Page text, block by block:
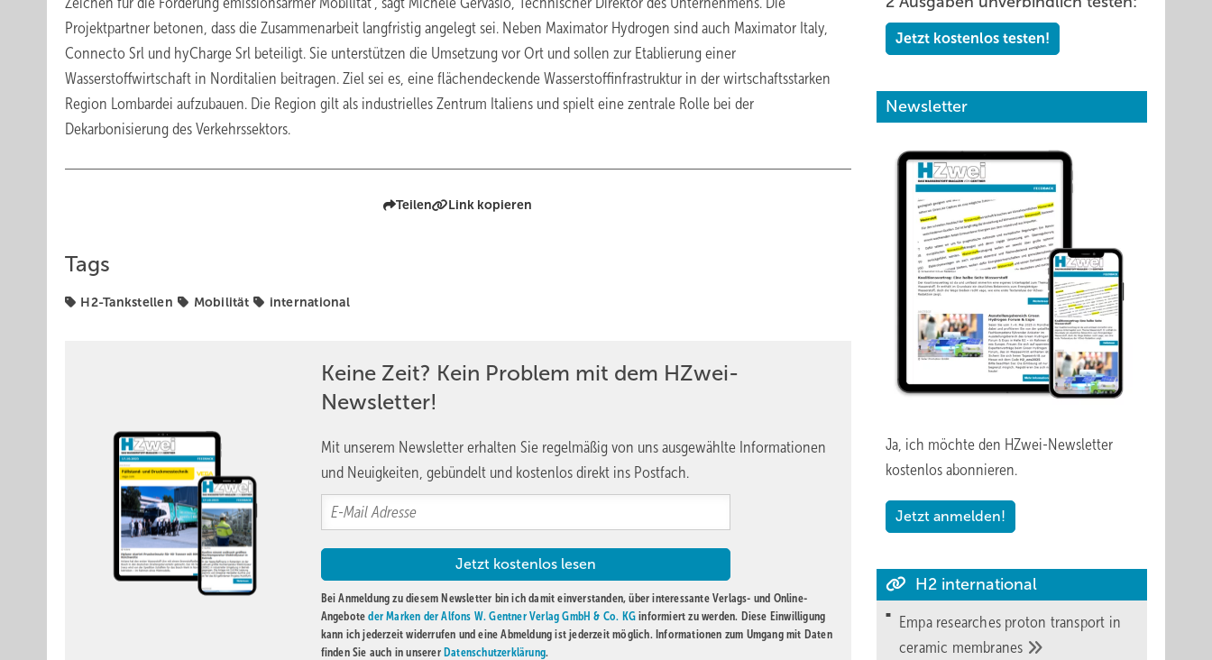
Projektpartner betonen, dass die Zusammenarbeit langfristig angelegt sei. Neben Maximator Hydrogen sind auch Maximator Italy,
Connecto Srl und hyCharge Srl beteiligt. Sie unterstützen die Umsetzung vor Ort und sollen zur Etablierung einer
Wasserstoffwirtschaft in Norditalien beitragen. Ziel sei es, eine flächendeckende Wasserstoffinfrastruktur in der wirtschaftsstarken
Region Lombardei aufzubauen. Die Region gilt als industrielles Zentrum Italiens und spielt eine zentrale Rolle bei der
Dekarbonisierung des Verkehrssektors.
Teilen Link kopieren
Tags
H2-Tankstellen Mobilität international
Keine Zeit? Kein Problem mit dem HZwei-
Newsletter!
Mit unserem Newsletter erhalten Sie regelmäßig von uns ausgewählte Informationen
und Neuigkeiten, gebündelt und kostenlos direkt ins Postfach.
Bei Anmeldung zu diesem Newsletter bin ich damit einverstanden, über interessante Verlags- und Online-
Angeboteder Marken der Alfons W. Gentner Verlag GmbH & Co. KG informiert zu werden. Diese Einwilligung
kann ich jederzeit widerrufen und eine Abmeldung ist jederzeit möglich. Informationen zum Umgang mit Daten
finden Sie auch in unserer Datenschutzerklärung.
Jetzt kostenlos testen!
Newsletter
Ja, ich möchte den HZwei-Newsletter
kostenlos abonnieren.
Jetzt anmelden!
H2 international
Empa researches proton transport in
ceramic membranes